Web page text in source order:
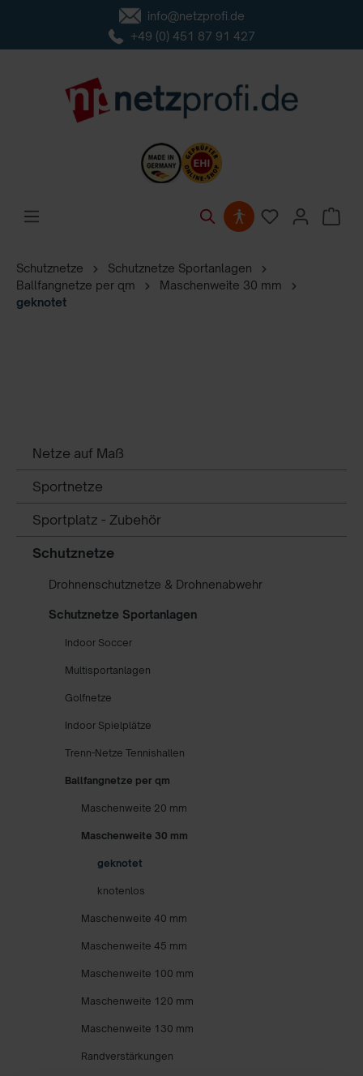
info@netzprofi.de
+49 (0) 451 87 91 427
Schutznetze
Schutznetze Sportanlagen
Ballfangnetze per qm
Maschenweite 30 mm
geknotet
Netze auf Maß
Sportnetze
Sportplatz - Zubehör
Schutznetze
Drohnenschutznetze & Drohnenabwehr
Schutznetze Sportanlagen
Indoor Soccer
Multisportanlagen
Golfnetze
Indoor Spielplätze
Trenn-Netze Tennishallen
Ballfangnetze per qm
Maschenweite 20 mm
Maschenweite 30 mm
geknotet
knotenlos
Maschenweite 40 mm
Maschenweite 45 mm
Maschenweite 100 mm
Maschenweite 120 mm
Maschenweite 130 mm
Randverstärkungen